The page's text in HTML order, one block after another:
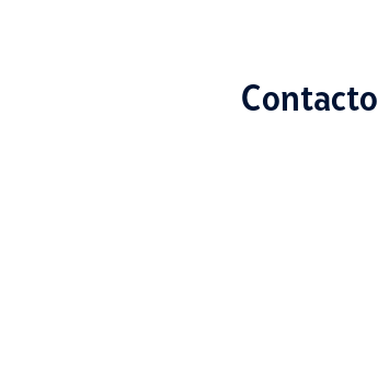
Contacto